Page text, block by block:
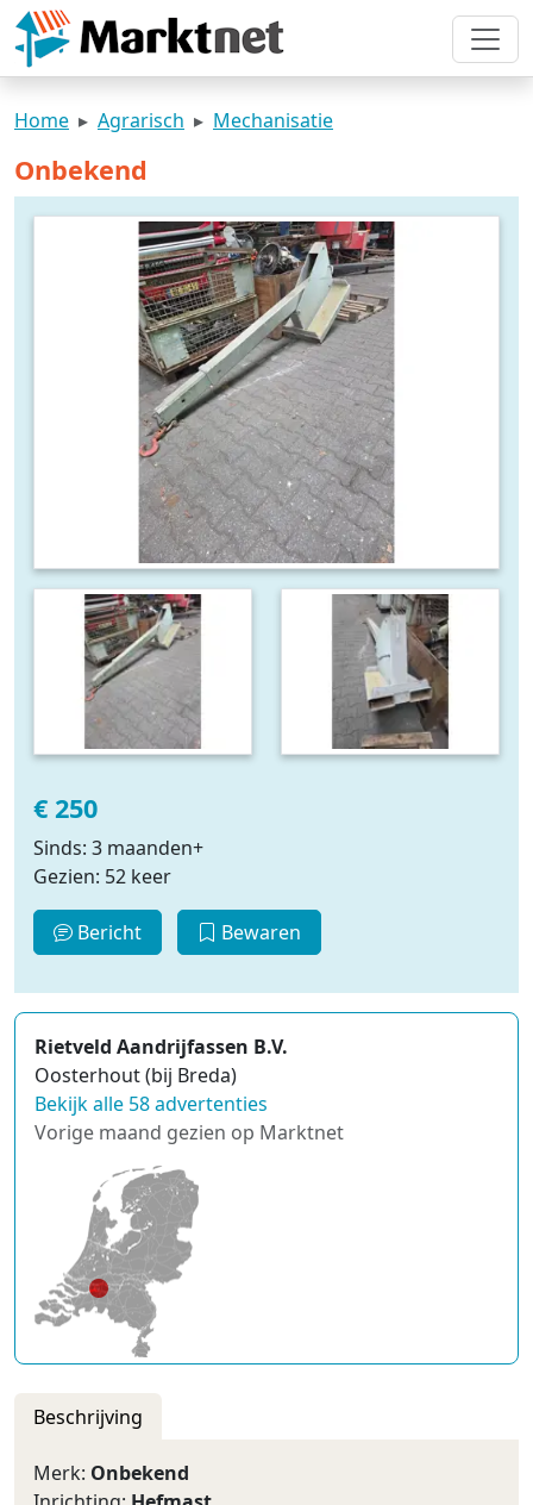
Home Agrarisch Mechanisatie
Onbekend
€ 250
Sinds: 3 maanden+
Gezien: 52 keer
Bericht Bewaren
Rietveld Aandrijfassen B.V.
Oosterhout (bij Breda)
Bekijk alle 58 advertenties
Vorige maand gezien op Marktnet
Beschrijving
Merk: Onbekend